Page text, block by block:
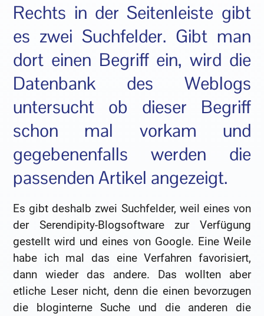
Rechts in der Seitenleiste gibt
es zwei Suchfelder. Gibt man
dort einen Begriff ein, wird die
Datenbank des Weblogs
untersucht ob dieser Begriff
schon mal vorkam und
gegebenenfalls werden die
passenden Artikel angezeigt.
Es gibt deshalb zwei Suchfelder, weil eines von
der Serendipity-Blogsoftware zur Verfügung
gestellt wird und eines von Google. Eine Weile
habe ich mal das eine Verfahren favorisiert,
dann wieder das andere. Das wollten aber
etliche Leser nicht, denn die einen bevorzugen
die bloginterne Suche und die anderen die